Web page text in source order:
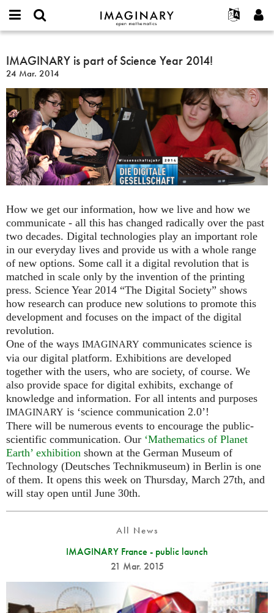
IMAGINARY
open
Français
한국어
Español
Türkçe
Programlar
Etkileşimli
Filmler
Metinler
Sergiler
Devamı...
Projeler
İletişim
or
username
*
Parola
Yeni hesap oluştur
Yeni parola iste
Ara
IMAGINARY
is
part
of
Science
Year
2014!
IMAGINARY is part of Science Year 2014!
24 Mar. 2014
How we get our information, how we live and how we
communicate - all this has changed radically over the past
two decades. Digital technologies play an important role
in our everyday lives and provide us with a whole range
of new options. Some call it a digital revolution that is
matched in scale only by the invention of the printing
press. Science Year 2014 “The Digital Society” shows
how research can produce new solutions to promote this
development and focuses on the impact of the digital
revolution.
One of the ways IMAGINARY communicates science is
via our digital platform. Exhibitions are developed
together with the users, who are society, of course. We
also provide space for digital exhibits, exchange of
knowledge and information. For all intents and purposes
IMAGINARY is ‘science communication 2.0’!
There will be numerous events to encourage the public-
scientific communication. Our ‘Mathematics of Planet
Earth’ exhibition shown at the German Museum of
Technology (Deutsches Technikmuseum) in Berlin is one
of them. It opens this week on Thursday, March 27th, and
will stay open until June 30th.
All News
IMAGINARY France - public launch
21 Mar. 2015